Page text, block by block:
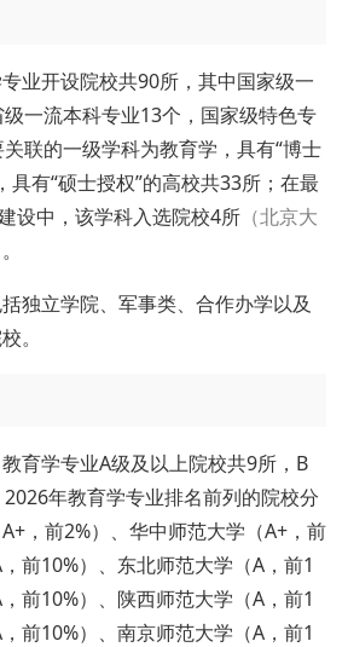
业开设院校共90所，其中国家级一
一流本科专业13个，国家级特色专
联的一级学科为教育学，具有“博士
具有“硕士授权”的高校共33所；在最
设中，该学科入选院校4所（北京大
。
独立学院、军事类、合作办学以及
。
育学专业A级及以上院校共9所，B
年教育学专业排名前列的院校分
，前2%）、华中师范大学（A+，前
前10%）、东北师范大学（A，前1
前10%）、陕西师范大学（A，前1
前10%）、南京师范大学（A，前1